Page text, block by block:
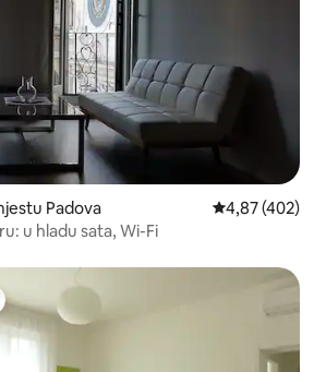
Padova prosječna
4,87 (402)
u hladu sata, Wi-Fi